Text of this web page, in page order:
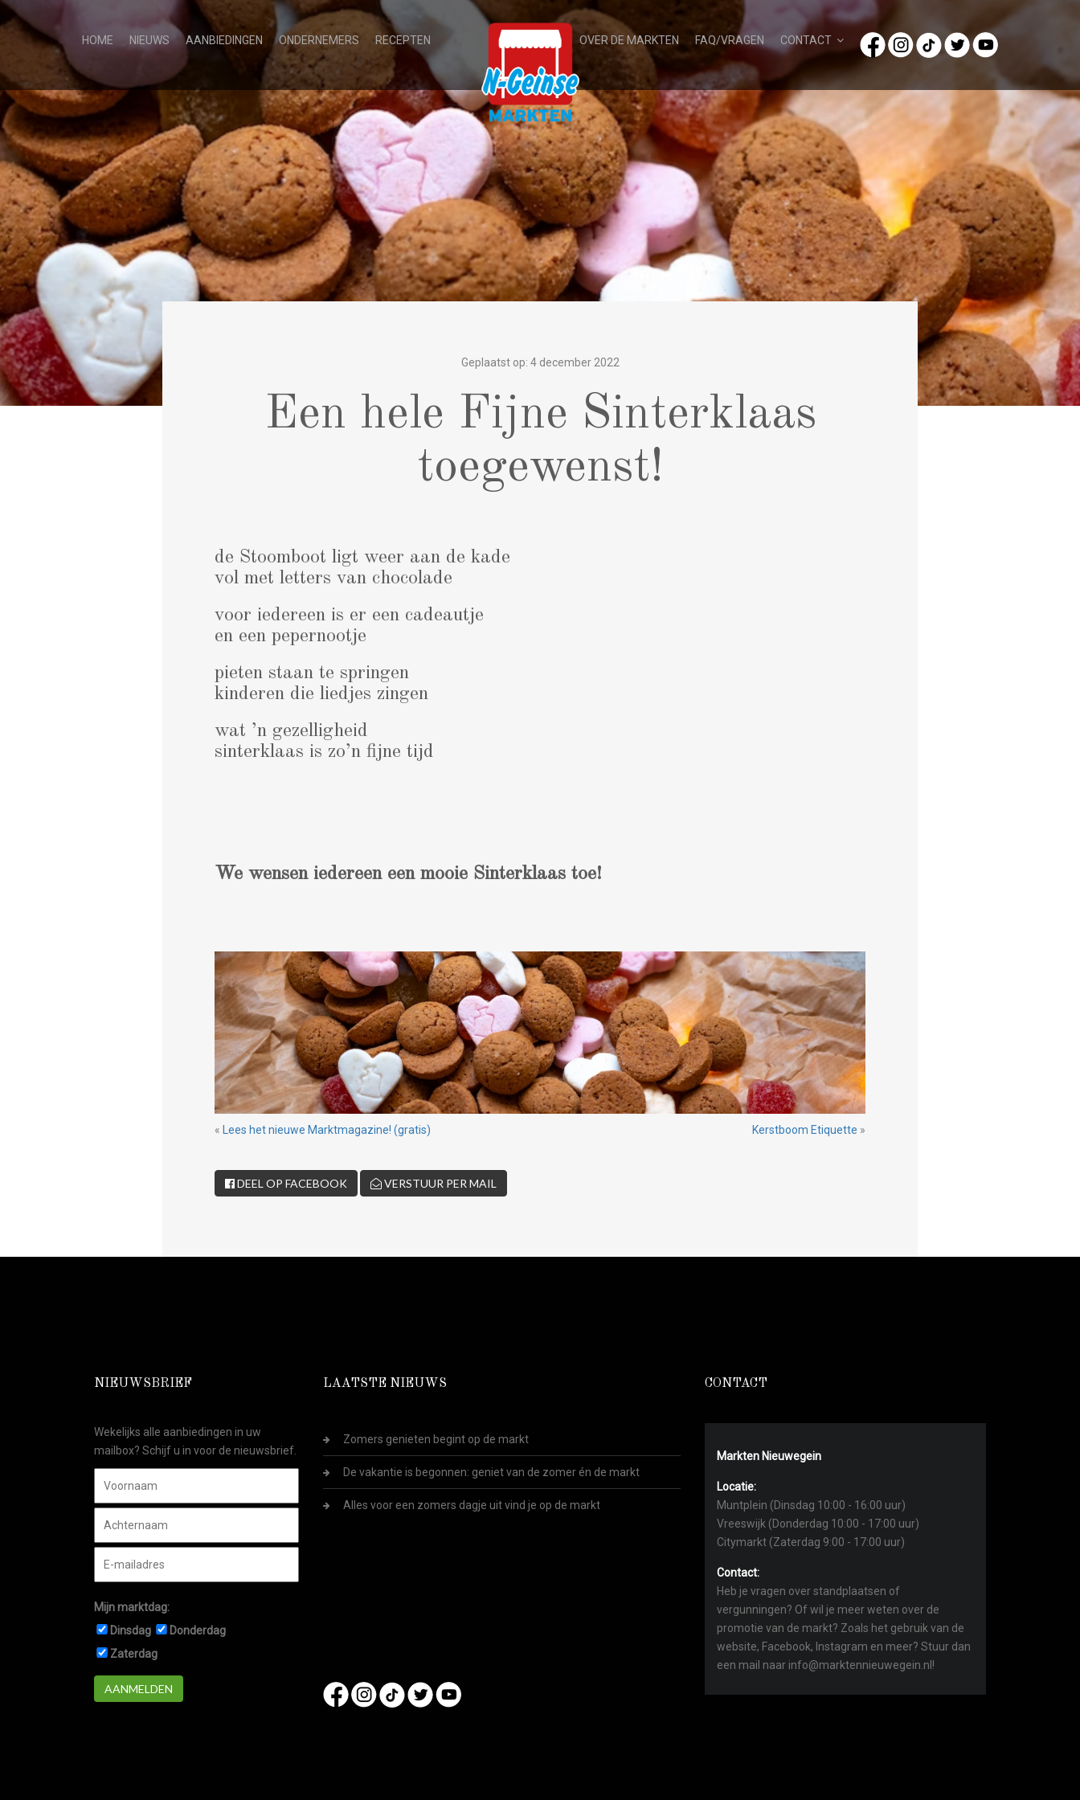
HOME NIEUWS AANBIEDINGEN ONDERNEMERS RECEPTEN OVER DE MARKTEN FAQ/VRAGEN CONTACT
Geplaatst op: 4 december 2022
Een hele Fijne Sinterklaas
toegewenst!
de Stoomboot ligt weer aan de kade
vol met letters van chocolade
voor iedereen is er een cadeautje
en een pepernootje
pieten staan te springen
kinderen die liedjes zingen
wat ’n gezelligheid
sinterklaas is zo’n fijne tijd
We wensen iedereen een mooie Sinterklaas toe!
« Lees het nieuwe Marktmagazine! (gratis) Kerstboom Etiquette »
DEEL OP FACEBOOK VERSTUUR PER MAIL
NIEUWSBRIEF
Wekelijks alle aanbiedingen in uw
mailbox? Schijf u in voor de nieuwsbrief.
Mijn marktdag:
Dinsdag
Donderdag
Zaterdag
AANMELDEN
LAATSTE NIEUWS
Zomers genieten begint op de markt
De vakantie is begonnen: geniet van de zomer én de markt
Alles voor een zomers dagje uit vind je op de markt
CONTACT
Markten Nieuwegein
Locatie:
Muntplein (Dinsdag 10:00 - 16:00 uur)
Vreeswijk (Donderdag 10:00 - 17:00 uur)
Citymarkt (Zaterdag 9:00 - 17:00 uur)
Contact:
Heb je vragen over standplaatsen of
vergunningen? Of wil je meer weten over de
promotie van de markt? Zoals het gebruik van de
website, Facebook, Instagram en meer? Stuur dan
een mail naar info@marktennieuwegein.nl!